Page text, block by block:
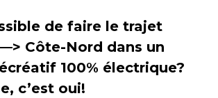
de faire le trajet
Côte-Nord dans un
100% électrique?
c’est oui!